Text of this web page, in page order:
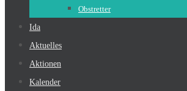
Obstretter
Ida
Aktuelles
Aktionen
Kalender